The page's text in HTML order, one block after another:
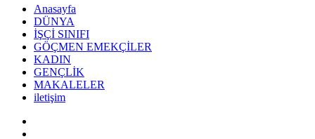
Anasayfa
DÜNYA
İŞÇİ SINIFI
GÖÇMEN EMEKÇİLER
KADIN
GENÇLİK
MAKALELER
iletişim